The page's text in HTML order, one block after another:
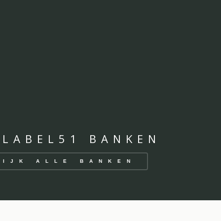
BANKEN
ALLE BANKEN